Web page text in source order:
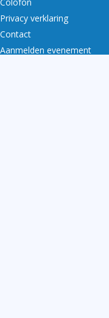
Privacy verklaring
Contact
Aanmelden evenement